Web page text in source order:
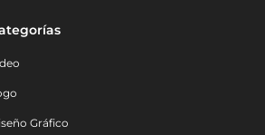
Gráfico